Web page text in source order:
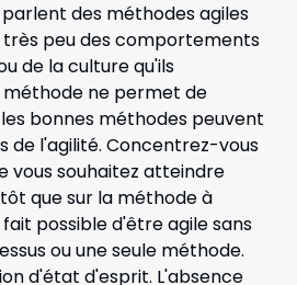
des méthodes agiles
très peu des comportements
de la culture qu'ils
méthode ne permet de
bonnes méthodes peuvent
de l'agilité. Concentrez-vous
vous souhaitez atteindre
que sur la méthode à
possible d'être agile sans
ou une seule méthode.
d'état d'esprit. L'absence